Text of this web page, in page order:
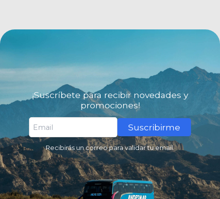
¡Suscríbete para recibir novedades y
promociones!
Suscribirme
Recibirás un correo para validar tu email.